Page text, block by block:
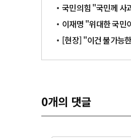
국민의힘 "국민께 사
이재명 "위대한 국민
[현장] "이건 불가능
0개의 댓글